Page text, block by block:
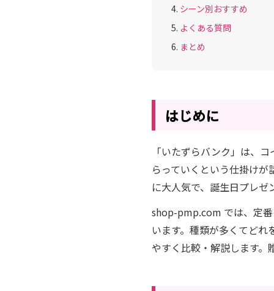
シーン別おすすめ
よくある質問
まとめ
はじめに
「いたずらバンク」は、
らっていくという仕掛け
に大人気で、誕生日プレ
shop-pmp.com では、定
います。種類が多くてど
やすく比較・解説します。